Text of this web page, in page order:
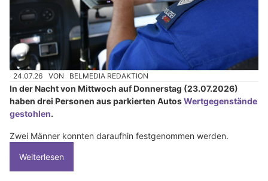
24.07.26 VON BELMEDIA REDAKTION
In der Nacht von Mittwoch auf Donnerstag (23.07.2026)
haben drei Personen aus parkierten AutosWertgegenstände
gestohlen.
Zwei Männer konnten daraufhin festgenommen werden.
Weiterlesen